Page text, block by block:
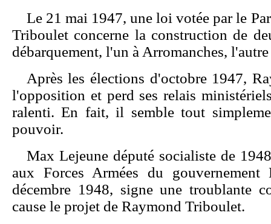
Le 21 mai 1947, une loi votée par le
Triboulet concerne la construction de
débarquement, l'un à Arromanches,
Après les élections d'octobre 1947,
l'opposition et perd ses relais
ralenti. En fait, il semble tout
pouvoir.
Max Lejeune député socialiste de
aux Forces Armées du
décembre 1948, signe une troublante
cause le projet de Raymond Triboulet.